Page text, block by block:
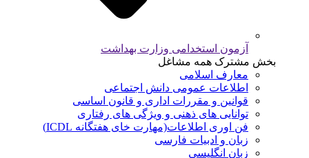
آزمون استخدامی وزارت بهداشت
بخش مشترک همه مشاغل
معارف اسلامی
اطلاعات عمومی دانش اجتماعی
قوانین و مقررات اداری و قانون اساسی
توانایی های ذهنی و ویژگی های رفتاری
فن اوری اطلاعات(مهارت خای هفتگانه ICDL)
زبان و ادبیات فارسی
زبان انگلیسی